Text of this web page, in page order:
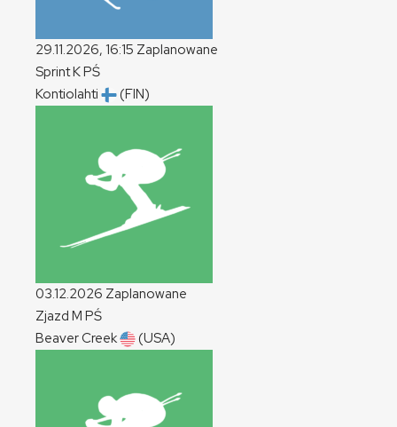
29.11.2026, 16:15 Zaplanowane
SprintKPŚ
Kontiolahti
(FIN)
03.12.2026 Zaplanowane
Zjazd M PŚ
Beaver Creek
(USA)